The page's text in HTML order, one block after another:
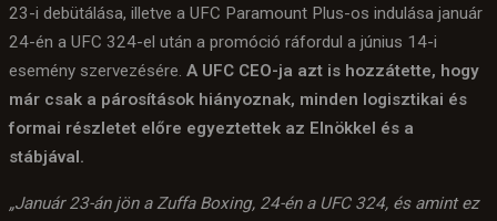
23-i debütálása, illetve a UFC Paramount Plus-os indulása január
24-én a UFC 324-el után a promóció ráfordul a június 14-i
esemény szervezésére. A UFC CEO-ja azt is hozzátette, hogy
már csak a párosítások hiányoznak, minden logisztikai és
formai részletet előre egyeztettek az Elnökkel és a
stábjával.
„Január 23-án jön a Zuffa Boxing, 24-én a UFC 324, és amint ez